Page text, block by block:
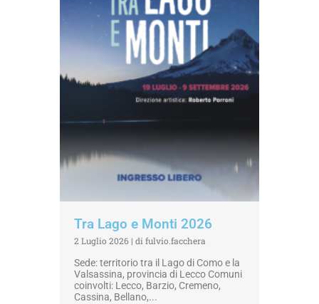
Tra Lago e Monti 2026
2 Luglio 2026 | di fulvio.facchera
Sede: territorio tra il Lago di Como e la
Valsassina, provincia di Lecco Comuni
coinvolti: Lecco, Barzio, Cremeno,
Cassina, Bellano,...